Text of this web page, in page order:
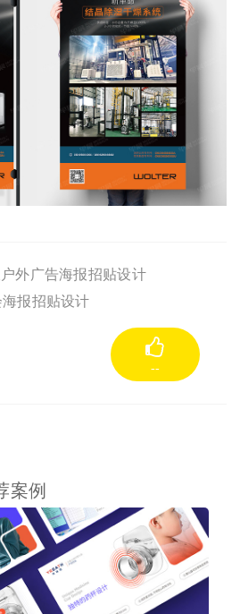
外广告海报招贴设计
报招贴设计
--
案例